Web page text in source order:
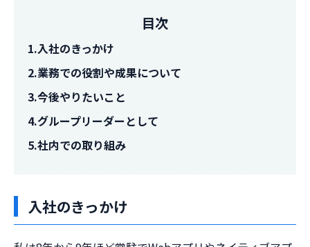
目次
1.入社のきっかけ
2.業務での役割や成果について
3.今後やりたいこと
4.グループリーダーとして
5.社内での取り組み
入社のきっかけ